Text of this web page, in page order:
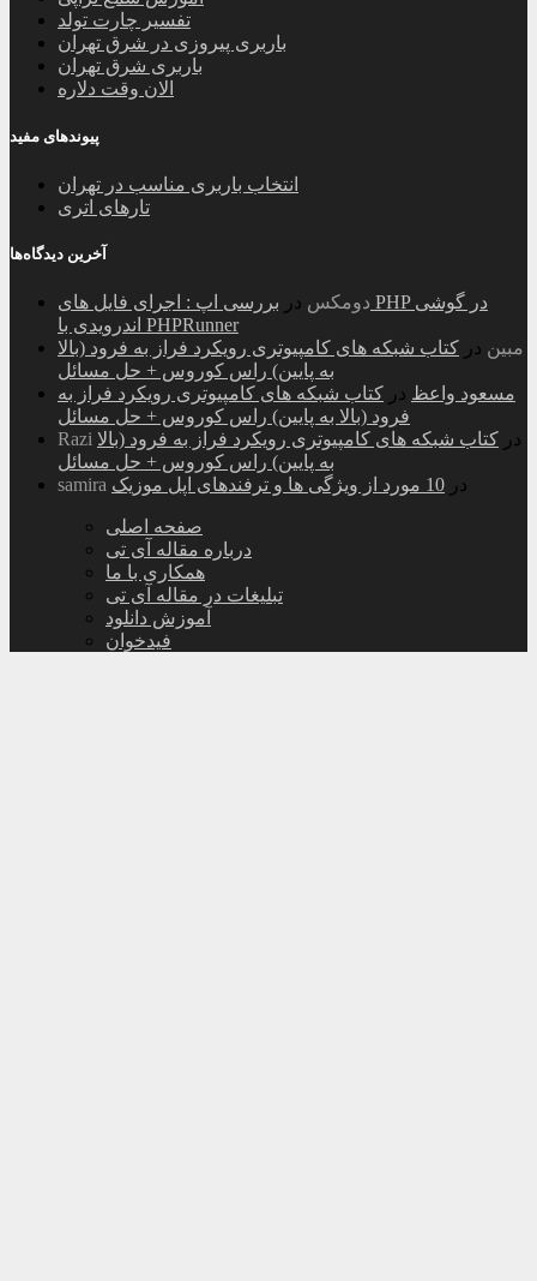
تفسیر چارت تولد
باربری پیروزی در شرق تهران
باربری شرق تهران
الان وقت دلاره
پیوندهای مفید
انتخاب باربری مناسب در تهران
تارهای اتری
آخرین دیدگاه‌ها
دومکس در بررسی اپ : اجرای فایل های PHP در گوشی
اندرویدی با PHPRunner
مبین در کتاب شبکه های کامپیوتری رویکرد فراز به فرود (بالا
به پایین) راس کوروس + حل مسائل
مسعود واعظ در کتاب شبکه های کامپیوتری رویکرد فراز به
فرود (بالا به پایین) راس کوروس + حل مسائل
Razi
در کتاب شبکه های کامپیوتری رویکرد فراز به فرود (بالا
به پایین) راس کوروس + حل مسائل
samira
در 10 مورد از ویژگی ها و ترفندهای اپل موزیک
صفحه اصلی
درباره مقاله آی تی
همکاری با ما
تبلیغات در مقاله آی تی
آموزش دانلود
فیدخوان